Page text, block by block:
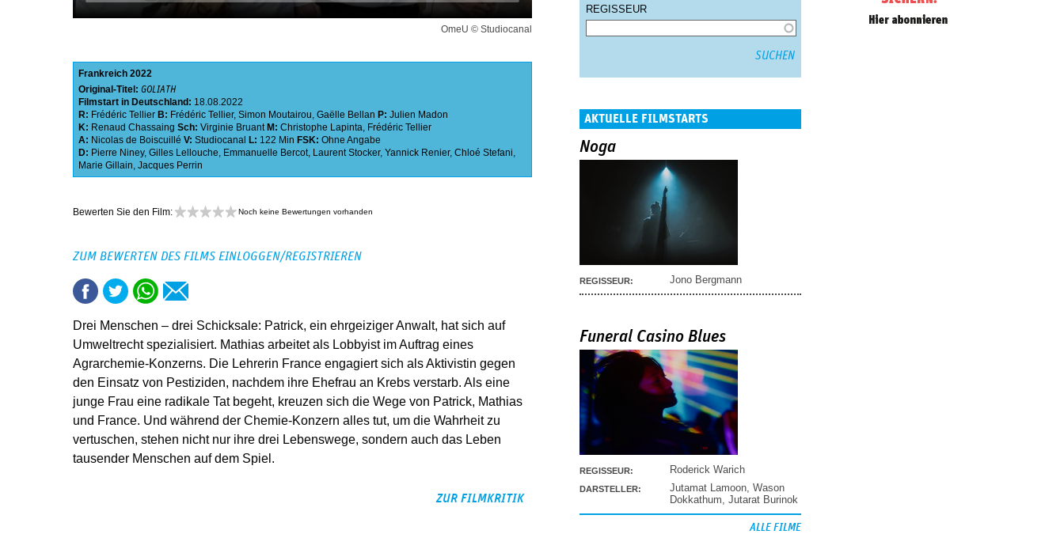
OmeU © Studiocanal
Frankreich 2022
Original-Titel: GOLIATH
Filmstart in Deutschland: 18.08.2022
R: Frédéric Tellier B: Frédéric Tellier, Simon Moutairou, Gaëlle Bellan P: Julien Madon
K: Renaud Chassaing Sch: Virginie Bruant M: Christophe Lapinta, Frédéric Tellier
A: Nicolas de Boiscuillé V: Studiocanal L: 122 Min FSK: Ohne Angabe
D: Pierre Niney, Gilles Lellouche, Emmanuelle Bercot, Laurent Stocker, Yannick Renier, Chloé Stefani,
Marie Gillain, Jacques Perrin
Bewerten Sie den Film: Noch keine Bewertungen vorhanden
ZUM BEWERTEN DES FILMS EINLOGGEN/REGISTRIEREN
Drei Menschen – drei Schicksale: Patrick, ein ehrgeiziger Anwalt, hat sich auf
Umweltrecht spezialisiert. Mathias arbeitet als Lobbyist im Auftrag eines
Agrarchemie-Konzerns. Die Lehrerin France engagiert sich als Aktivistin gegen
den Einsatz von Pestiziden, nachdem ihre Ehefrau an Krebs verstarb. Als eine
junge Frau eine radikale Tat begeht, kreuzen sich die Wege von Patrick, Mathias
und France. Und während der Chemie-Konzern alles tut, um die Wahrheit zu
vertuschen, stehen nicht nur ihre drei Lebenswege, sondern auch das Leben
tausender Menschen auf dem Spiel.
ZUR FILMKRITIK
REGISSEUR
AKTUELLE FILMSTARTS
Noga
REGISSEUR: Jono Bergmann
Funeral Casino Blues
REGISSEUR: Roderick Warich
DARSTELLER: Jutamat Lamoon Wason
Dokkathum Jutarat Burinok
ALLE FILME